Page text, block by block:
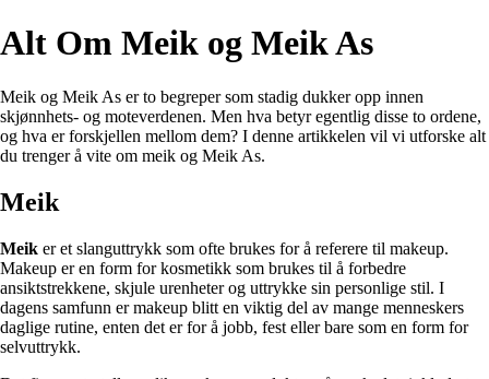
Alt Om Meik og Meik As
Meik og Meik As er to begreper som stadig dukker opp innen
skjønnhets- og moteverdenen. Men hva betyr egentlig disse to ordene,
og hva er forskjellen mellom dem? I denne artikkelen vil vi utforske alt
du trenger å vite om meik og Meik As.
Meik
Meik er et slanguttrykk som ofte brukes for å referere til makeup.
Makeup er en form for kosmetikk som brukes til å forbedre
ansiktstrekkene, skjule urenheter og uttrykke sin personlige stil. I
dagens samfunn er makeup blitt en viktig del av mange menneskers
daglige rutine, enten det er for å jobb, fest eller bare som en form for
selvuttrykk.